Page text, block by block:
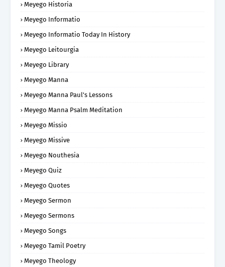
Meyego Historia
Meyego Informatio
Meyego Informatio Today In History
Meyego Leitourgia
Meyego Library
Meyego Manna
Meyego Manna Paul's Lessons
Meyego Manna Psalm Meditation
Meyego Missio
Meyego Missive
Meyego Nouthesia
Meyego Quiz
Meyego Quotes
Meyego Sermon
Meyego Sermons
Meyego Songs
Meyego Tamil Poetry
Meyego Theology